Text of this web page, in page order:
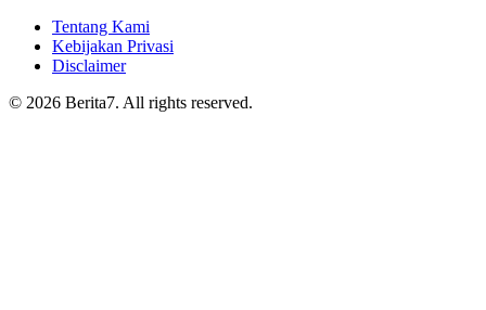
Tentang Kami
Kebijakan Privasi
Disclaimer
© 2026 Berita7. All rights reserved.